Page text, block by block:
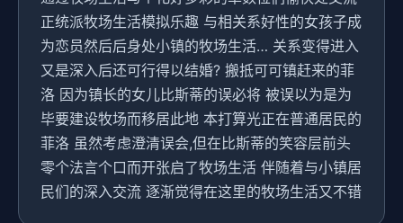
正统派牧场生活模拟乐趣 与相关系好性的女孩子成
为恋员然后后身处小镇的牧场生活… 关系变得进入
又是深入后还可行得以结婚? 搬抵可可镇赶来的菲
洛 因为镇长的女儿比斯蒂的误必将 被误以为是为
毕要建设牧场而移居此地 本打算光正在普通居民的
菲洛 虽然考虑澄清误会,但在比斯蒂的笑容层前头
零个法言个口而开张启了牧场生活 伴随着与小镇居
民们的深入交流 逐渐觉得在这里的牧场生活又不错